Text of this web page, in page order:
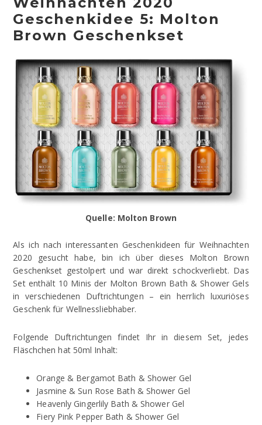
Geschenkidee 5: Molton
Brown Geschenkset
Quelle: Molton Brown
Als ich nach interessanten Geschenkideen für Weihnachten
2020 gesucht habe, bin ich über dieses Molton Brown
Geschenkset gestolpert und war direkt schockverliebt. Das
Set enthält 10 Minis der Molton Brown Bath & Shower Gels
in verschiedenen Duftrichtungen – ein herrlich luxuriöses
Geschenk für Wellnessliebhaber.
Folgende Duftrichtungen findet Ihr in diesem Set, jedes
Fläschchen hat 50ml Inhalt:
Orange & Bergamot Bath & Shower Gel
Jasmine & Sun Rose Bath & Shower Gel
Heavenly Gingerlily Bath & Shower Gel
Fiery Pink Pepper Bath & Shower Gel